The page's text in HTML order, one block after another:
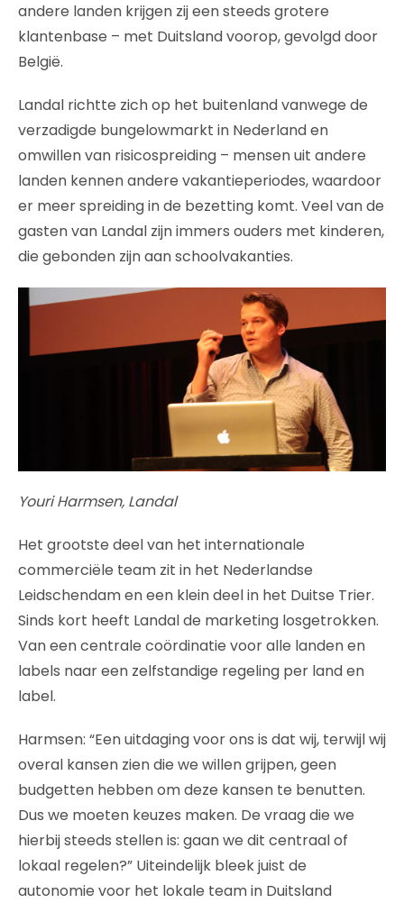
andere landen krijgen zij een steeds grotere
klantenbase – met Duitsland voorop, gevolgd door
België.
Landal richtte zich op het buitenland vanwege de
verzadigde bungelowmarkt in Nederland en
omwillen van risicospreiding – mensen uit andere
landen kennen andere vakantieperiodes, waardoor
er meer spreiding in de bezetting komt. Veel van de
gasten van Landal zijn immers ouders met kinderen,
die gebonden zijn aan schoolvakanties.
Youri Harmsen, Landal
Het grootste deel van het internationale
commerciële team zit in het Nederlandse
Leidschendam en een klein deel in het Duitse Trier.
Sinds kort heeft Landal de marketing losgetrokken.
Van een centrale coördinatie voor alle landen en
labels naar een zelfstandige regeling per land en
label.
Harmsen: “Een uitdaging voor ons is dat wij, terwijl wij
overal kansen zien die we willen grijpen, geen
budgetten hebben om deze kansen te benutten.
Dus we moeten keuzes maken. De vraag die we
hierbij steeds stellen is: gaan we dit centraal of
lokaal regelen?” Uiteindelijk bleek juist de
autonomie voor het lokale team in Duitsland